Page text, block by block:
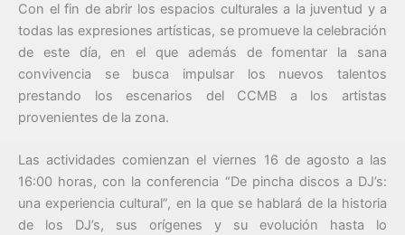
Con el fin de abrir los espacios culturales a la juventud y a
todas las expresiones artísticas, se promueve la celebración
de este día, en el que además de fomentar la sana
convivencia se busca impulsar los nuevos talentos
prestando los escenarios del CCMB a los artistas
provenientes de la zona.
Las actividades comienzan el viernes 16 de agosto a las
16:00 horas, con la conferencia “De pincha discos a DJ’s:
una experiencia cultural”, en la que se hablará de la historia
de los DJ’s, sus orígenes y su evolución hasta lo